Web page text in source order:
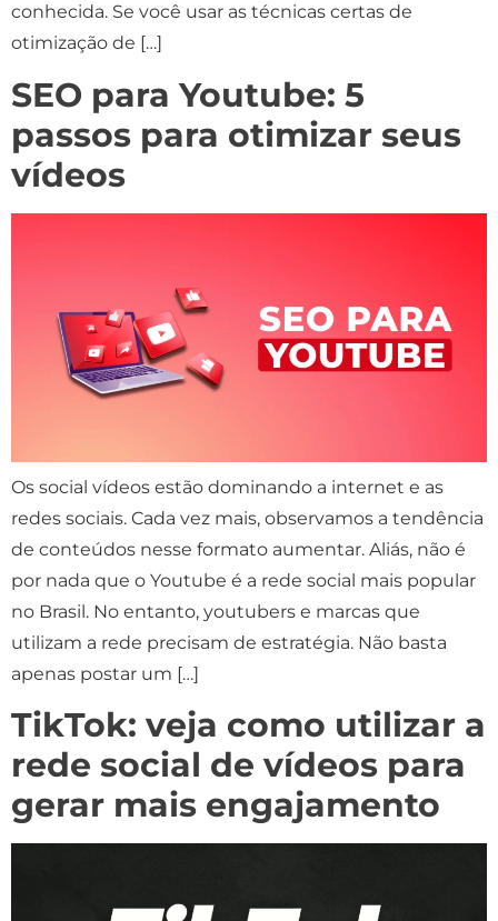
conhecida. Se você usar as técnicas certas de
otimização de […]
SEO para Youtube: 5
passos para otimizar seus
vídeos
Os social vídeos estão dominando a internet e as
redes sociais. Cada vez mais, observamos a tendência
de conteúdos nesse formato aumentar. Aliás, não é
por nada que o Youtube é a rede social mais popular
no Brasil. No entanto, youtubers e marcas que
utilizam a rede precisam de estratégia. Não basta
apenas postar um […]
TikTok: veja como utilizar a
rede social de vídeos para
gerar mais engajamento